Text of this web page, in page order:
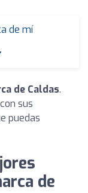
de mí
de Caldas.
sus
puedas
de